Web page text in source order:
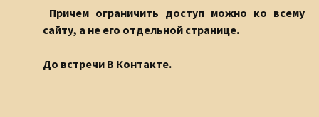
Причем ограничить доступ можно ко всему
сайту, а не его отдельной странице.
До встречи В Контакте.